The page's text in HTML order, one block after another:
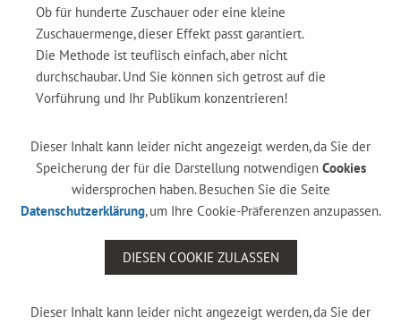
Ob für hunderte Zuschauer oder eine kleine
Zuschauermenge, dieser Effekt passt garantiert.
Die Methode ist teuflisch einfach, aber nicht
durchschaubar. Und Sie können sich getrost auf die
Vorführung und Ihr Publikum konzentrieren!
Dieser Inhalt kann leider nicht angezeigt werden, da Sie der
Speicherung der für die Darstellung notwendigen Cookies
widersprochen haben. Besuchen Sie die Seite
Datenschutzerklärung, um Ihre Cookie-Präferenzen anzupassen.
DIESEN COOKIE ZULASSEN
Dieser Inhalt kann leider nicht angezeigt werden, da Sie der